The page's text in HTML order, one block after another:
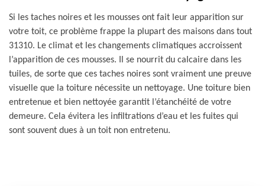
Si les taches noires et les mousses ont fait leur apparition sur
votre toit, ce problème frappe la plupart des maisons dans tout
31310. Le climat et les changements climatiques accroissent
l’apparition de ces mousses. Il se nourrit du calcaire dans les
tuiles, de sorte que ces taches noires sont vraiment une preuve
visuelle que la toiture nécessite un nettoyage. Une toiture bien
entretenue et bien nettoyée garantit l’étanchéité de votre
demeure. Cela évitera les infiltrations d’eau et les fuites qui
sont souvent dues à un toit non entretenu.